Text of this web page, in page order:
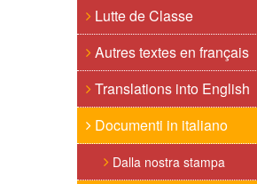
Lutte de Classe
Autres textes en français
Translations into English
Documenti in italiano
Dalla nostra stampa